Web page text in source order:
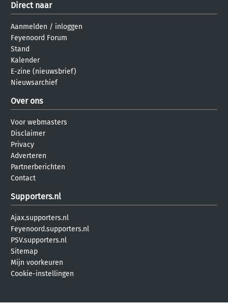
Direct naar
Aanmelden / inloggen
Feyenoord Forum
Stand
Kalender
E-zine (nieuwsbrief)
Nieuwsarchief
Over ons
Voor webmasters
Disclaimer
Privacy
Adverteren
Partnerberichten
Contact
Supporters.nl
Ajax.supporters.nl
Feyenoord.supporters.nl
PSV.supporters.nl
Sitemap
Mijn voorkeuren
Cookie-instellingen